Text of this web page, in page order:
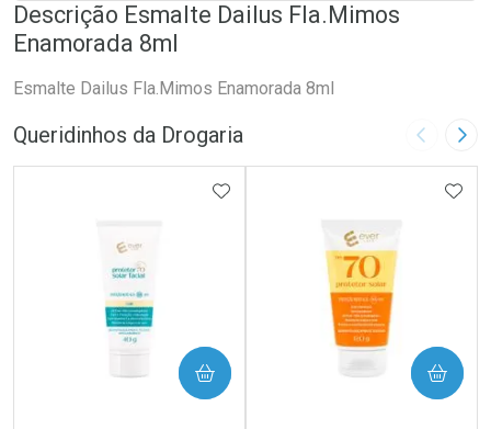
Descrição Esmalte Dailus Fla.Mimos
Enamorada 8ml
Esmalte Dailus Fla.Mimos Enamorada 8ml
Queridinhos da Drogaria Imagem
ADICIONAR AOS FAVORITOS
COMPRAR COMPRAR